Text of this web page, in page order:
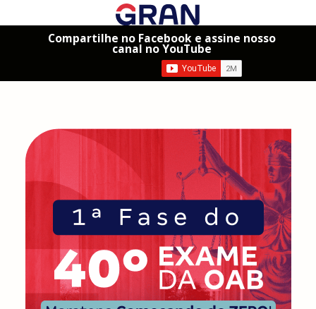
Compartilhe no Facebook e assine nosso
canal no YouTube